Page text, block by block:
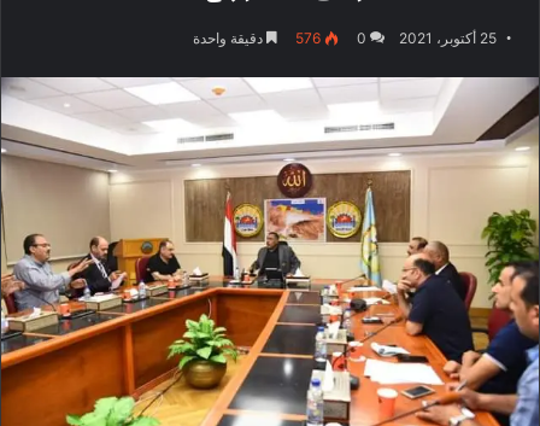
25 أكتوبر، 2021 0
576 دقيقة واحدة